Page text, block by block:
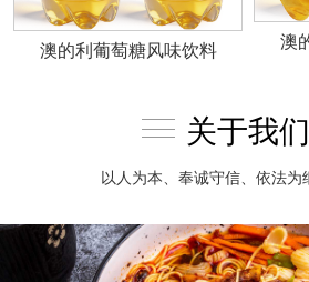
澳的利葡萄糖风味饮料
澳
关于我们
以人为本、奉诚守信、依法为